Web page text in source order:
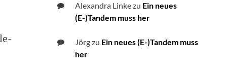
Alexandra Linkezu Ein neues
(E-)Tandem muss her
Jörgzu Ein neues (E-)Tandem muss
her